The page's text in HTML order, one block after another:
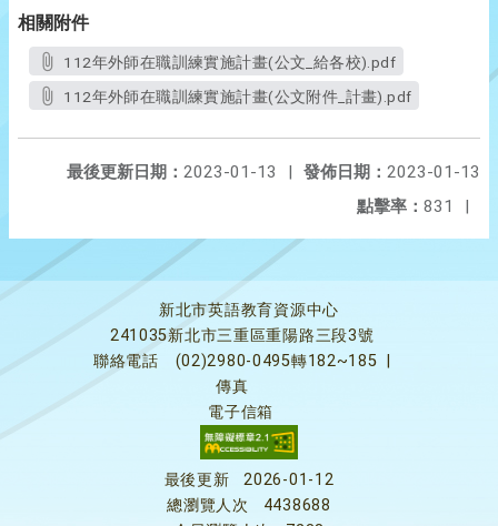
相關附件
112年外師在職訓練實施計畫(公文_給各校).pdf
112年外師在職訓練實施計畫(公文附件_計畫).pdf
發佈日期： 2023-01-13
最後更新日期： 2023-01-13
|
點擊率： 831 |
新北市英語教育資源中心
241035新北市三重區重陽路三段3號
聯絡電話
(02)2980-0495轉182~185
傳真
電子信箱
最後更新
2026-01-12
總瀏覽人次
4438688